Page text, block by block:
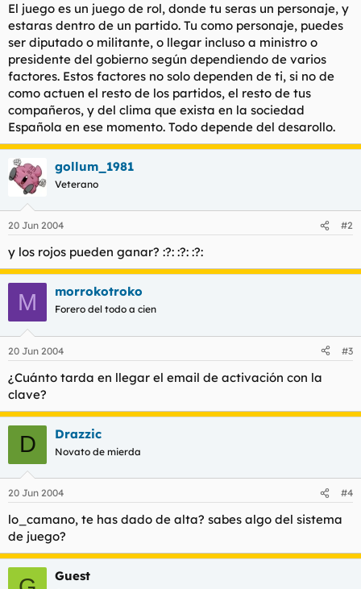
El juego es un juego de rol, donde tu seras un personaje, y
estaras dentro de un partido. Tu como personaje, puedes
ser diputado o militante, o llegar incluso a ministro o
presidente del gobierno según dependiendo de varios
factores. Estos factores no solo dependen de ti, si no de
como actuen el resto de los partidos, el resto de tus
compañeros, y del clima que exista en la sociedad
Española en ese momento. Todo depende del desarollo.
gollum_1981
Veterano
20 Jun 2004 #2
y los rojos pueden ganar? :?: :?: :?:
M morrokotroko
Forero del todo a cien
20 Jun 2004 #3
¿Cuánto tarda en llegar el email de activación con la
clave?
D Drazzic
Novato de mierda
20 Jun 2004 #4
lo_camano, te has dado de alta? sabes algo del sistema
de juego?
Guest